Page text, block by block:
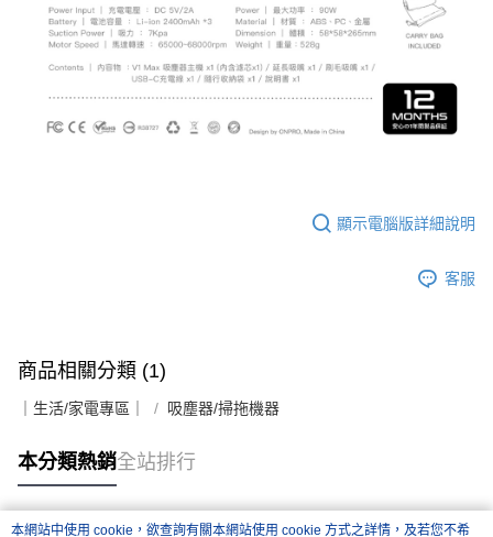
顯示電腦版詳細說明
客服
商品相關分類 (1)
｜生活/家電專區｜ 吸塵器/掃拖機器
本分類熱銷全站排行
本網站中使用 cookie，欲查詢有關本網站使用 cookie 方式之詳情，及若您不希